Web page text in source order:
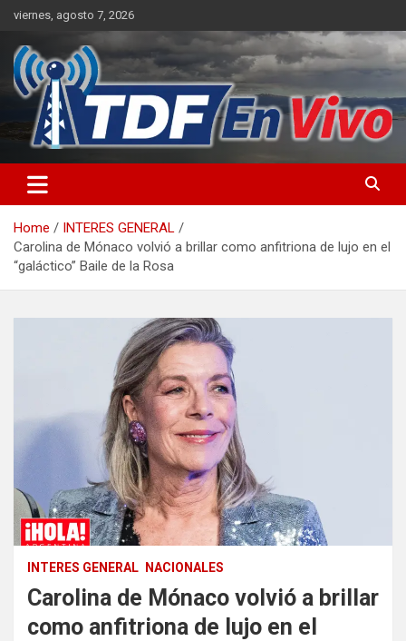
Skip
content
viernes, agosto 7, 2026
Home
INTERES GENERAL
Carolina de Mónaco volvió a brillar como anfitriona de lujo en el
“galáctico” Baile de la Rosa
INTERES GENERAL NACIONALES
Carolina de Mónaco volvió a brillar
como anfitriona de lujo en el